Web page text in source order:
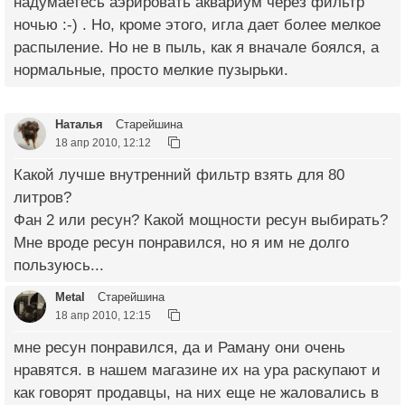
ночью :-) . Но, кроме этого, игла дает более мелкое
распыление. Но не в пыль, как я вначале боялся, а
нормальные, просто мелкие пузырьки.
Наталья Старейшина
18 апр 2010, 12:12
Какой лучше внутренний фильтр взять для 80
литров?
Фан 2 или ресун? Какой мощности ресун выбирать?
Мне вроде ресун понравился, но я им не долго
пользуюсь...
Metal Старейшина
18 апр 2010, 12:15
мне ресун понравился, да и Раману они очень
нравятся. в нашем магазине их на ура раскупают и
как говорят продавцы, на них еще не жаловались в